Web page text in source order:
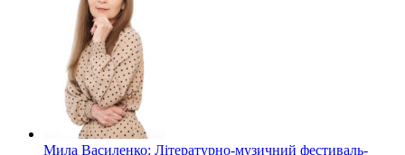
Мила Василенко: Літературно-музичний фестиваль-